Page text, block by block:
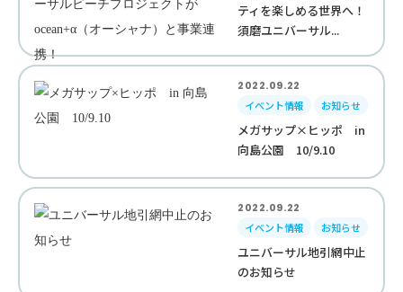
ティを楽しめる世界へ！
須磨ユニバーサル...
2022.09.22
イベント情報
お知らせ
メガサップ×ヒッポ in
向島公園 10/9.10
2022.09.22
イベント情報
お知らせ
ユニバーサル地引網中止
のお知らせ